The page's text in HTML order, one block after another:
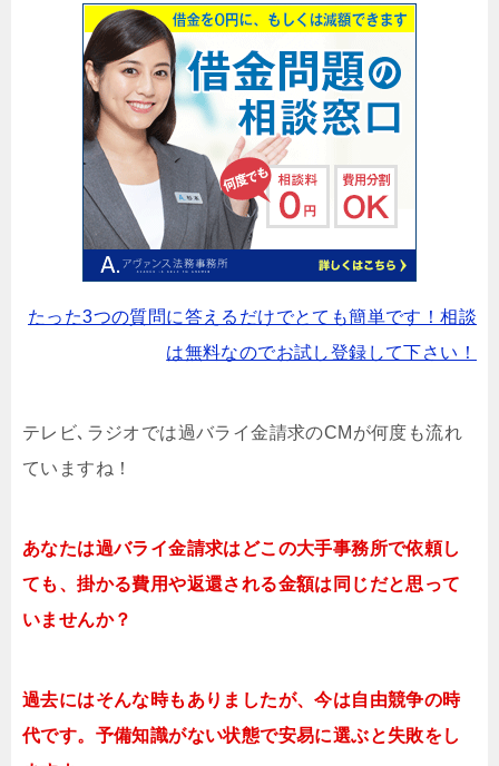
たった3つの質問に答えるだけでとても簡単です！相談
は無料なのでお試し登録して下さい！
テレビ､ラジオでは過バライ金請求のCMが何度も流れ
ていますね！
あなたは過バライ金請求はどこの大手事務所で依頼し
ても、掛かる費用や返還される金額は同じだと思って
いませんか？
過去にはそんな時もありましたが、今は自由競争の時
代です。予備知識がない状態で安易に選ぶと失敗をし